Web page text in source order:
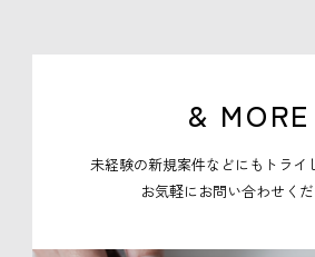
& MORE
未経験の新規案件などにもトライ
お気軽にお問い合わせくだ